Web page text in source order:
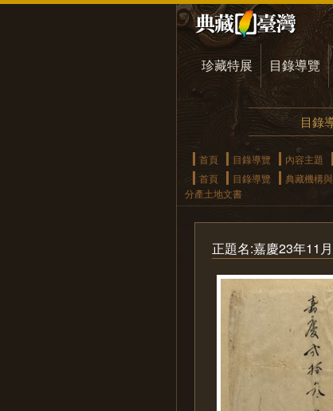
珍藏特展 目錄導覽
目錄
首頁 目錄導覽 內容主題
首頁
目錄導覽 典藏機構
分產土地文書
正題名:嘉慶23年11